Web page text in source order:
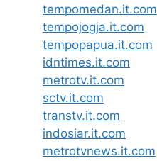
tempomedan.it.com
tempojogja.it.com
tempopapua.it.com
idntimes.it.com
metrotv.it.com
sctv.it.com
transtv.it.com
indosiar.it.com
metrotvnews.it.com